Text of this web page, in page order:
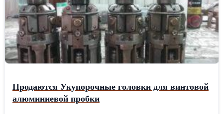
Продаются Укупорочные головки для винтовой
алюминиевой пробки